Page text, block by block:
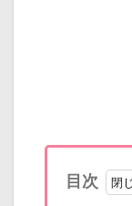
目次